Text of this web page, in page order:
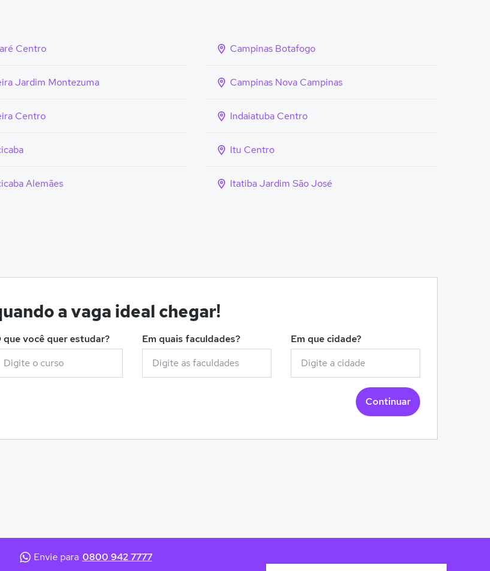
Centro
Jardim Montezuma
Centro
Alemães
Campinas Botafogo
Campinas Nova Campinas
Indaiatuba Centro
Itu Centro
Itatiba Jardim São José
a vaga ideal chegar!
que você quer estudar? Em quais faculdades? Em que cidade?
Continuar
Envie para 0800 942 7777